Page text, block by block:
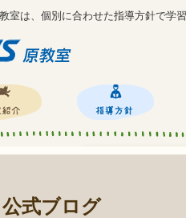
室は、個別に合わせた指導方針で学
式ブログ